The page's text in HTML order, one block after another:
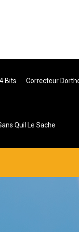
Bits Correcteur
Quil Le Sache